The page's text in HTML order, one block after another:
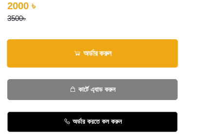
2000 ৳
3500৳
অর্ডার করুন
কার্টে এ্যাড করুন
অর্ডার করতে কল করুন